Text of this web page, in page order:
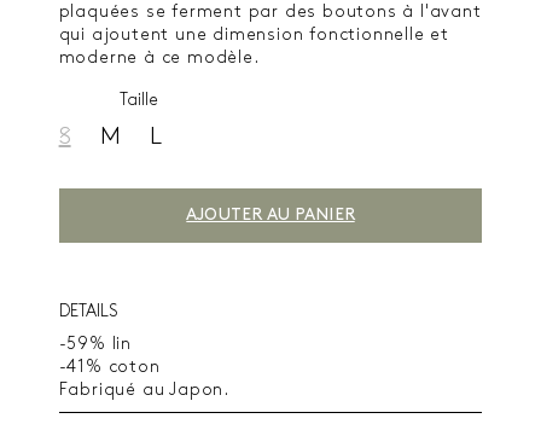
plaquées se ferment par des boutons à l'avant
qui ajoutent une dimension fonctionnelle et
moderne à ce modèle.
Taille
S M L
AJOUTER AU PANIER
DETAILS
-59% lin
-41% coton
Fabriqué au Japon.